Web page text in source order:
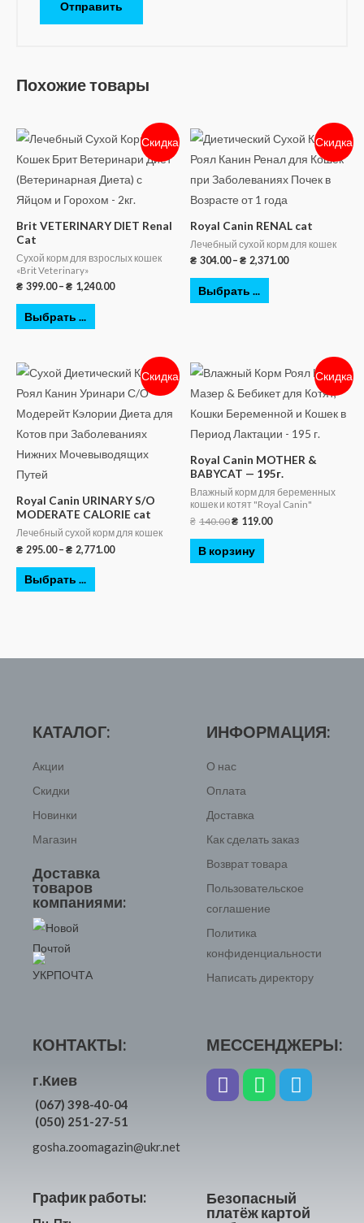
Похожие товары
Скидка
Brit VETERINARY DIET Renal
Cat
Сухой корм для взрослых кошек
«Brit Veterinary»
₴ 399.00– ₴ 1,240.00
Выбрать ...
Скидка
Royal Canin RENAL cat
Лечебный сухой корм для кошек
₴ 304.00– ₴ 2,371.00
Выбрать ...
Скидка
Royal Canin URINARY S/O
MODERATE CALORIE cat
Лечебный сухой корм для кошек
₴ 295.00– ₴ 2,771.00
Выбрать ...
Скидка
Royal Canin MOTHER &
BABYCAT — 195г.
Влажный корм для беременных
кошек и котят "Royal Canin"
₴ 140.00₴ 119.00
В корзину
КАТАЛОГ:
Акции
Скидки
Новинки
Магазин
Доставка
товаров
компаниями:
ИНФОРМАЦИЯ:
О нас
Оплата
Доставка
Как сделать заказ
Возврат товара
Пользовательское
соглашение
Политика
конфиденциальности
Написать директору
КОНТАКТЫ:
г.Киев
(067) 398-40-04
(050) 251-27-51
gosha.zoomagazin@ukr.net
График работы:
МЕССЕНДЖЕРЫ:
Безопасный
платёж картой